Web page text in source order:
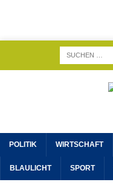
POLITIK WIRTSCHAFT
BLAULICHT SPORT